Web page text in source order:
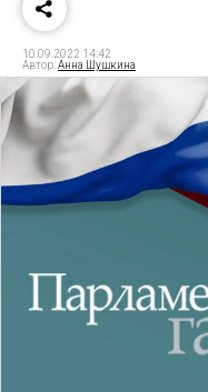
10.09.2022 14:42
Автор:Анна Шушкина